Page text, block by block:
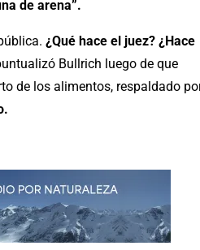
de arena”.
¿Qué hace el juez? ¿Hace
Bullrich luego de que
de los alimentos, respaldado